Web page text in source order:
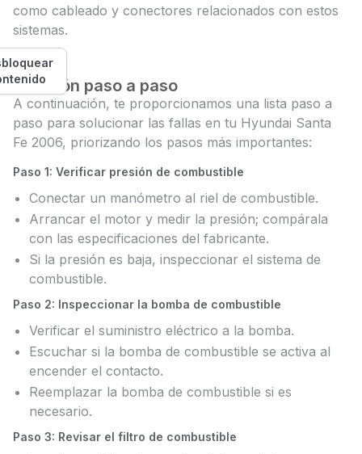
como cableado y conectores relacionados con estos
sistemas.
Solución paso a paso
A continuación, te proporcionamos una lista paso a
paso para solucionar las fallas en tu Hyundai Santa
Fe 2006, priorizando los pasos más importantes:
Paso 1: Verificar presión de combustible
Conectar un manómetro al riel de combustible.
Arrancar el motor y medir la presión; compárala
con las especificaciones del fabricante.
Si la presión es baja, inspeccionar el sistema de
combustible.
Paso 2: Inspeccionar la bomba de combustible
Verificar el suministro eléctrico a la bomba.
Escuchar si la bomba de combustible se activa al
encender el contacto.
Reemplazar la bomba de combustible si es
necesario.
Paso 3: Revisar el filtro de combustible